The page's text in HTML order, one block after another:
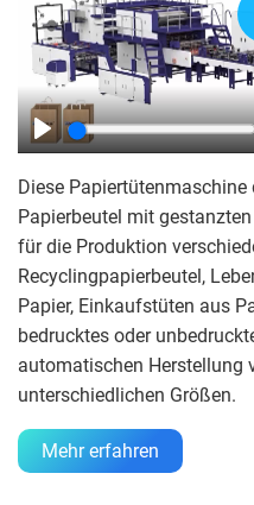
Play
Diese
Papierbeutel mit
für die Produktion
Recyclingpapierbeutel,
Papier, Einkaufstüten aus
bedrucktes oder
automatischen Herstellung
unterschiedlichen Größen.
Mehr erfahren